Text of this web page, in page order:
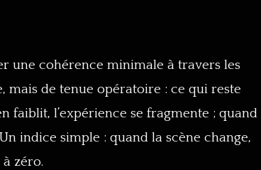
une cohérence minimale à travers les
mais de tenue opératoire : ce qui reste
faiblit, l’expérience se fragmente ; quand
indice simple : quand la scène change,
zéro.